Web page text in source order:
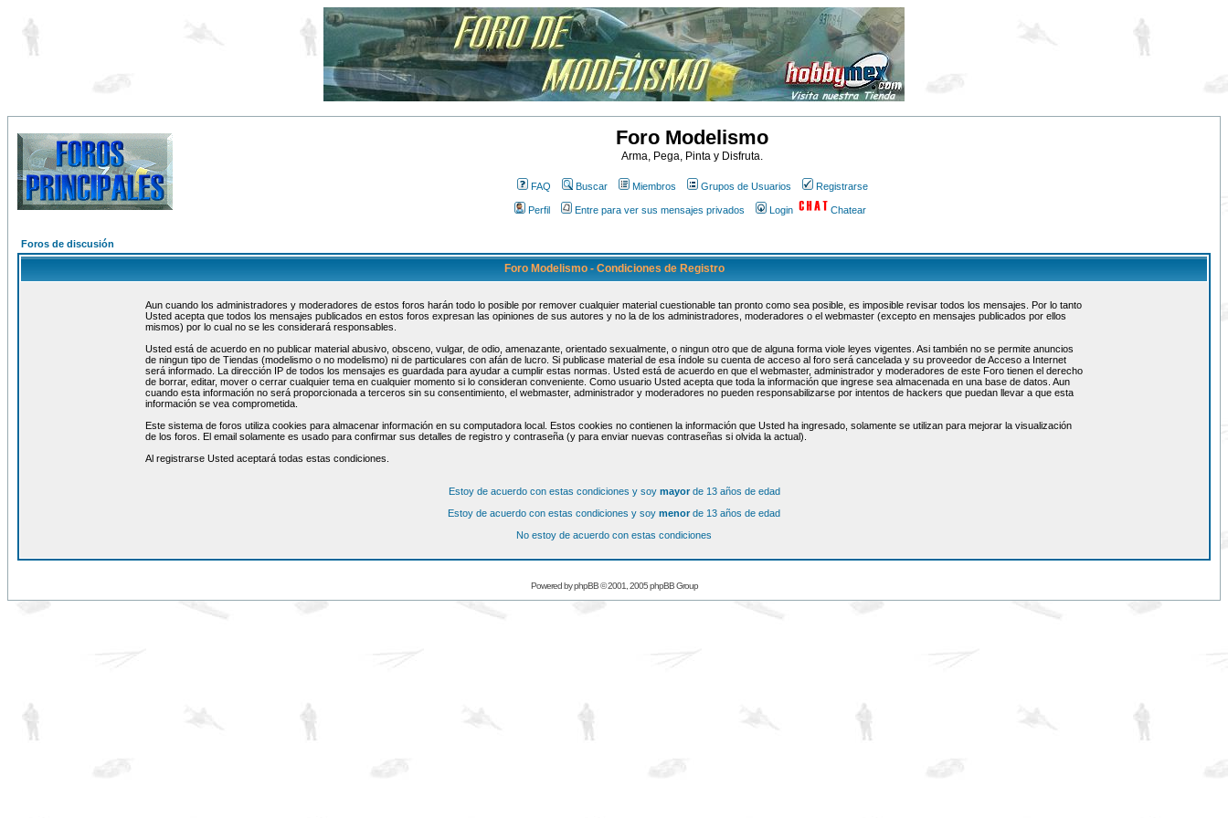
Foro Modelismo
Arma, Pega, Pinta y Disfruta.
FAQ Buscar Miembros Grupos de Usuarios Registrarse
Perfil Entre para ver sus mensajes privados Login Chatear
Foros de discusión
Foro Modelismo - Condiciones de Registro
Aun cuando los administradores y moderadores de estos foros harán todo lo posible por remover cualquier material cuestionable tan pronto como sea posible, es imposible revisar todos los mensajes. Por lo tanto
Usted acepta que todos los mensajes publicados en estos foros expresan las opiniones de sus autores y no la de los administradores, moderadores o el webmaster (excepto en mensajes publicados por ellos
mismos) por lo cual no se les considerará responsables.
Usted está de acuerdo en no publicar material abusivo, obsceno, vulgar, de odio, amenazante, orientado sexualmente, o ningun otro que de alguna forma viole leyes vigentes. Asi también no se permite anuncios
de ningun tipo de Tiendas (modelismo o no modelismo) ni de particulares con afán de lucro. Si publicase material de esa índole su cuenta de acceso al foro será cancelada y su proveedor de Acceso a Internet
será informado. La dirección IP de todos los mensajes es guardada para ayudar a cumplir estas normas. Usted está de acuerdo en que el webmaster, administrador y moderadores de este Foro tienen el derecho
de borrar, editar, mover o cerrar cualquier tema en cualquier momento si lo consideran conveniente. Como usuario Usted acepta que toda la información que ingrese sea almacenada en una base de datos. Aun
cuando esta información no será proporcionada a terceros sin su consentimiento, el webmaster, administrador y moderadores no pueden responsabilizarse por intentos de hackers que puedan llevar a que esta
información se vea comprometida.
Este sistema de foros utiliza cookies para almacenar información en su computadora local. Estos cookies no contienen la información que Usted ha ingresado, solamente se utilizan para mejorar la visualización
de los foros. El email solamente es usado para confirmar sus detalles de registro y contraseña (y para enviar nuevas contraseñas si olvida la actual).
Al registrarse Usted aceptará todas estas condiciones.
Estoy de acuerdo con estas condiciones y soy mayorde 13 años de edad
Estoy de acuerdo con estas condiciones y soy menorde 13 años de edad
No estoy de acuerdo con estas condiciones
Powered byphpBB© 2001, 2005 phpBB Group